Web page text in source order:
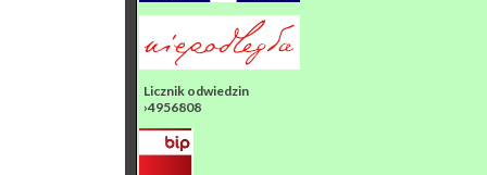
Licznik odwiedzin
›4956808